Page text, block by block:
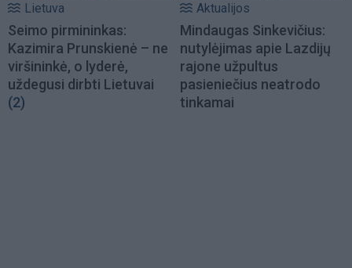
Lietuva
Seimo pirmininkas:
Kazimira Prunskienė – ne
viršininkė, o lyderė,
uždegusi dirbti Lietuvai
(2)
Aktualijos
Mindaugas Sinkevičius:
nutylėjimas apie Lazdijų
rajone užpultus
pasieniečius neatrodo
tinkamai